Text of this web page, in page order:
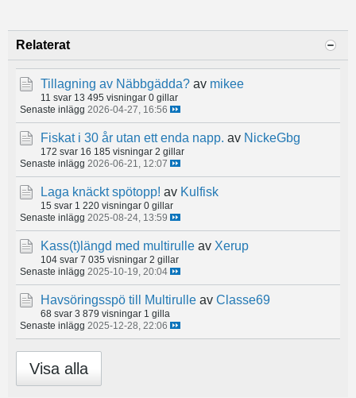
Relaterat
Tillagning av Näbbgädda? av mikee
11 svar 13 495 visningar 0 gillar
Senaste inlägg 2026-04-27, 16:56
Fiskat i 30 år utan ett enda napp. av NickeGbg
172 svar 16 185 visningar 2 gillar
Senaste inlägg 2026-06-21, 12:07
Laga knäckt spötopp! av Kulfisk
15 svar 1 220 visningar 0 gillar
Senaste inlägg 2025-08-24, 13:59
Kass(t)längd med multirulle av Xerup
104 svar 7 035 visningar 2 gillar
Senaste inlägg 2025-10-19, 20:04
Havsöringsspö till Multirulle av Classe69
68 svar 3 879 visningar 1 gilla
Senaste inlägg 2025-12-28, 22:06
Visa alla